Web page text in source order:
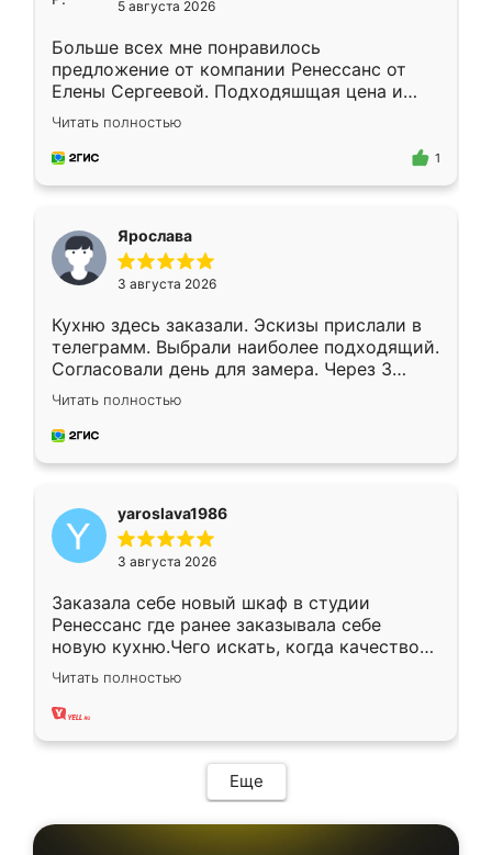
5 августа 2026
Больше всех мне понравилось
предложение от компании Ренессанс от
Елены Сергеевой. Подходяшщая цена и
короткие сроки изготовления. Приехавший
для замера сотрудник Владислав
предложил по моему эскизу самый
Читать полностью
1
Ярослава
3 августа 2026
Кухню здесь заказали. Эскизы прислали в
телеграмм. Выбрали наиболее подходящий.
Согласовали день для замера. Через 3
недели кухня была уже готова. Остались
довольны работой. Спасибо Ренессанс
мебель за качественную работу!
Читать полностью
yaroslava1986
3 августа 2026
Заказала себе новый шкаф в студии
Ренессанс где ранее заказывала себе
новую кухню.Чего искать, когда качеством
вполне довольна. Служит кухня уже почти
два года, нареканий нет.
Читать полностью
Еще